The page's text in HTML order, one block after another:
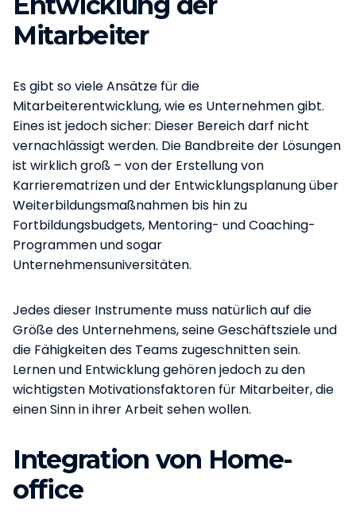
Mitarbeiter
Es gibt so viele Ansätze für die
Mitarbeiterentwicklung, wie es Unternehmen gibt.
Eines ist jedoch sicher: Dieser Bereich darf nicht
vernachlässigt werden. Die Bandbreite der Lösungen
ist wirklich groß – von der Erstellung von
Karrierematrizen und der Entwicklungsplanung über
Weiterbildungsmaßnahmen bis hin zu
Fortbildungsbudgets, Mentoring- und Coaching-
Programmen und sogar
Unternehmensuniversitäten.
Jedes dieser Instrumente muss natürlich auf die
Größe des Unternehmens, seine Geschäftsziele und
die Fähigkeiten des Teams zugeschnitten sein.
Lernen und Entwicklung gehören jedoch zu den
wichtigsten Motivationsfaktoren für Mitarbeiter, die
einen Sinn in ihrer Arbeit sehen wollen.
Integration von Home-
office